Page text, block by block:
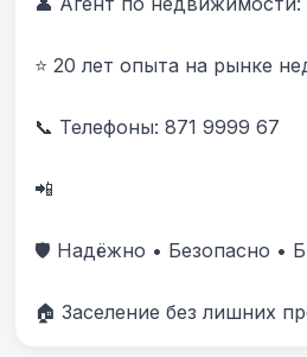
⭐ 20 лет опыта на рынке
📞 Телефоны: 871 9999 67
📲
🛡️ Надёжно • Безопасно •
🏠 Заселение без лишних